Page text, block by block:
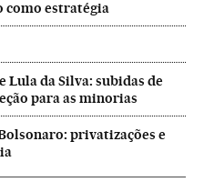
como estratégia
da Silva: subidas de
para as minorias
privatizações e